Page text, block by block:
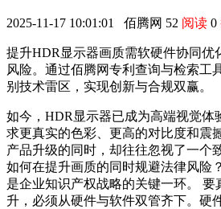
2025-11-17 10:01:01 佰腾网 52 阅读 0
提升HDR显示器画质需软硬件协同优
风险。通过佰腾网专利查询与检索工
别技术雷区，实现创新与合规双赢。
如今，HDR显示器已成为高端视觉体
求更真实的色彩、更高的对比度和震
产品升级的同时，却往往忽视了一个
如何在提升画质的同时规避法律风险
是企业知识产权战略的关键一环。 要
升，必须从硬件与软件双管齐下。硬